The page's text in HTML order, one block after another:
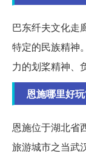
巴东纤夫文化走
特定的民族精神
力的划桨精神、
恩施哪里好
恩施位于湖北省
旅游城市之当武